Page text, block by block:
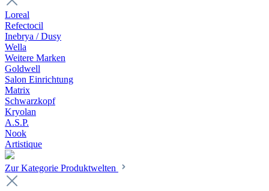
Loreal
Refectocil
Inebrya / Dusy
Wella
Weitere Marken
Goldwell
Salon Einrichtung
Matrix
Schwarzkopf
Kryolan
A.S.P.
Nook
Artistique
Zur Kategorie Produktwelten